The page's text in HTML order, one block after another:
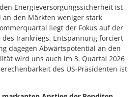
Energieversorgungssicherheit ist
den Märkten weniger stark
liegt der Fokus auf der
Irankriegs. Entspannung forciert
dagegen Abwärtspotential an den
wird uns auch im 3. Quartal 2026
des US-Präsidenten ist